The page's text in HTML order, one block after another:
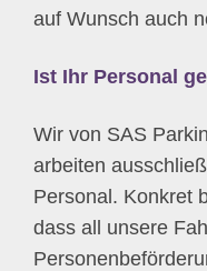
auf Wunsch auch
Ist Ihr Personal
Wir von SAS
arbeiten
Personal. Konkret
dass all unsere